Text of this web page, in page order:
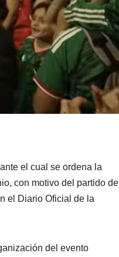
el cual se ordena la
con motivo del partido de
el Diario Oficial de la
del evento